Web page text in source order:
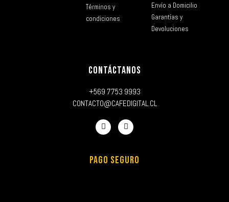
Términos y
condiciones
Envío a Domicilio
Garantías y
Devoluciones
CONTÁCTANOS
+569 7753 9993
CONTACTO@CAFEDIGITAL.CL
PAGO SEGURO